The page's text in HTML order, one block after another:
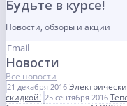
Будьте в курсе!
Новости, обзоры и акции
Новости
Все новости
21 декабря 2016
скидкой! 25 сентября 2016